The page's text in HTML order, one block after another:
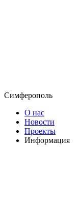
Симферополь
О нас
Новости
Проекты
Информация